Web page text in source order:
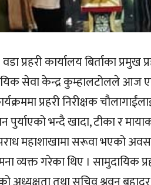
प्रहरी कार्यालय बिर्ताका प्रमुख
सेवा केन्द्र कुम्हालटोलले आज
प्रहरी निरीक्षक
भन्दै खादा, टीका र
महाशाखामा सरूवा भएको
व्यक्त गरेका थिए । सामुदायिक